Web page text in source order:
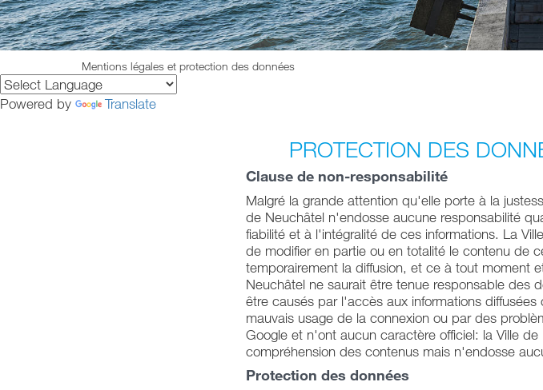
Mentions légales et protection des données
Powered by Translate
PROTECTION DES
Clause de non-responsabilité
Malgré la grande attention qu'elle porte à la
de Neuchâtel n'endosse aucune responsabilité
fiabilité et à l'intégralité de ces informations. La
de modifier en partie ou en totalité le contenu de
temporairement la diffusion, et ce à tout moment
Neuchâtel ne saurait être tenue responsable des
être causés par l'accès aux informations
mauvais usage de la connexion ou par des
Google et n'ont aucun caractère officiel: la Ville
compréhension des contenus mais n'endosse
Protection des données